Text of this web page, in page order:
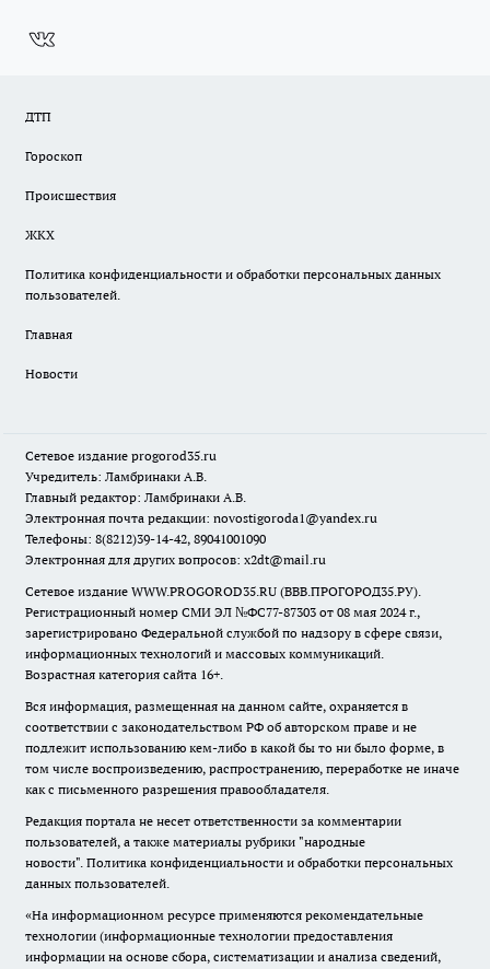
ДТП
Гороскоп
Происшествия
ЖКХ
Политика конфиденциальности и обработки персональных данных
пользователей.
Главная
Новости
Сетевое издание progorod35.ru
Учредитель: Ламбринаки А.В.
Главный редактор: Ламбринаки А.В.
Электронная почта редакции: novostigoroda1@yandex.ru
Телефоны: 8(8212)39-14-42, 89041001090
Электронная для других вопросов: x2dt@mail.ru
Сетевое издание WWW.PROGOROD35.RU (ВВВ.ПРОГОРОД35.РУ).
Регистрационный номер СМИ ЭЛ №ФС77-87303 от 08 мая 2024 г.,
зарегистрировано Федеральной службой по надзору в сфере связи,
информационных технологий и массовых коммуникаций.
Возрастная категория сайта 16+.
Вся информация, размещенная на данном сайте, охраняется в
соответствии с законодательством РФ об авторском праве и не
подлежит использованию кем-либо в какой бы то ни было форме, в
том числе воспроизведению, распространению, переработке не иначе
как с письменного разрешения правообладателя.
Редакция портала не несет ответственности за комментарии
пользователей, а также материалы рубрики "народные
новости". Политика конфиденциальности и обработки персональных
данных пользователей.
«На информационном ресурсе применяются рекомендательные
технологии (информационные технологии предоставления
информации на основе сбора, систематизации и анализа сведений,